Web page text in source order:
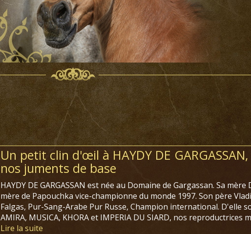
Un petit clin d'œil à HAYDY DE
nos juments de base
HAYDY DE GARGASSAN est née au Domaine de Gargassan. Sa mère
mère de Papouchka vice-championne du monde 1997. Son père
Falgas, Pur-Sang-Arabe Pur Russe, Champion international. D'elle
AMIRA, MUSICA, KHORA et IMPERIA DU SIARD, nos reproductrices
Lire la suite